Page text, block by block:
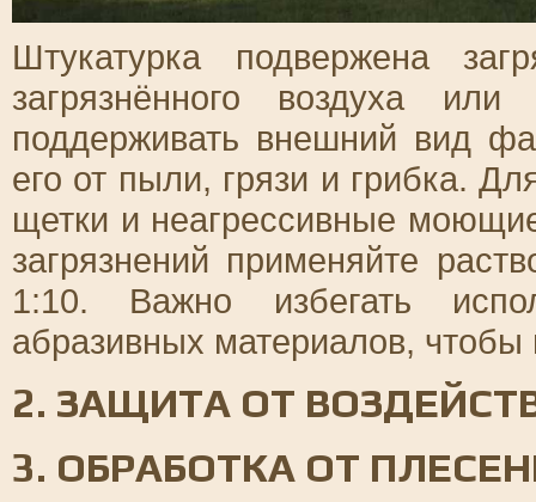
Штукатурка подвержена
загрязнённого воздуха
поддерживать внешний вид
его от пыли, грязи и грибка.
щетки и неагрессивные
загрязнений применяйте
1:10. Важно избегать
абразивных материалов, чтобы
2. ЗАЩИТА ОТ
3. ОБРАБОТКА ОТ